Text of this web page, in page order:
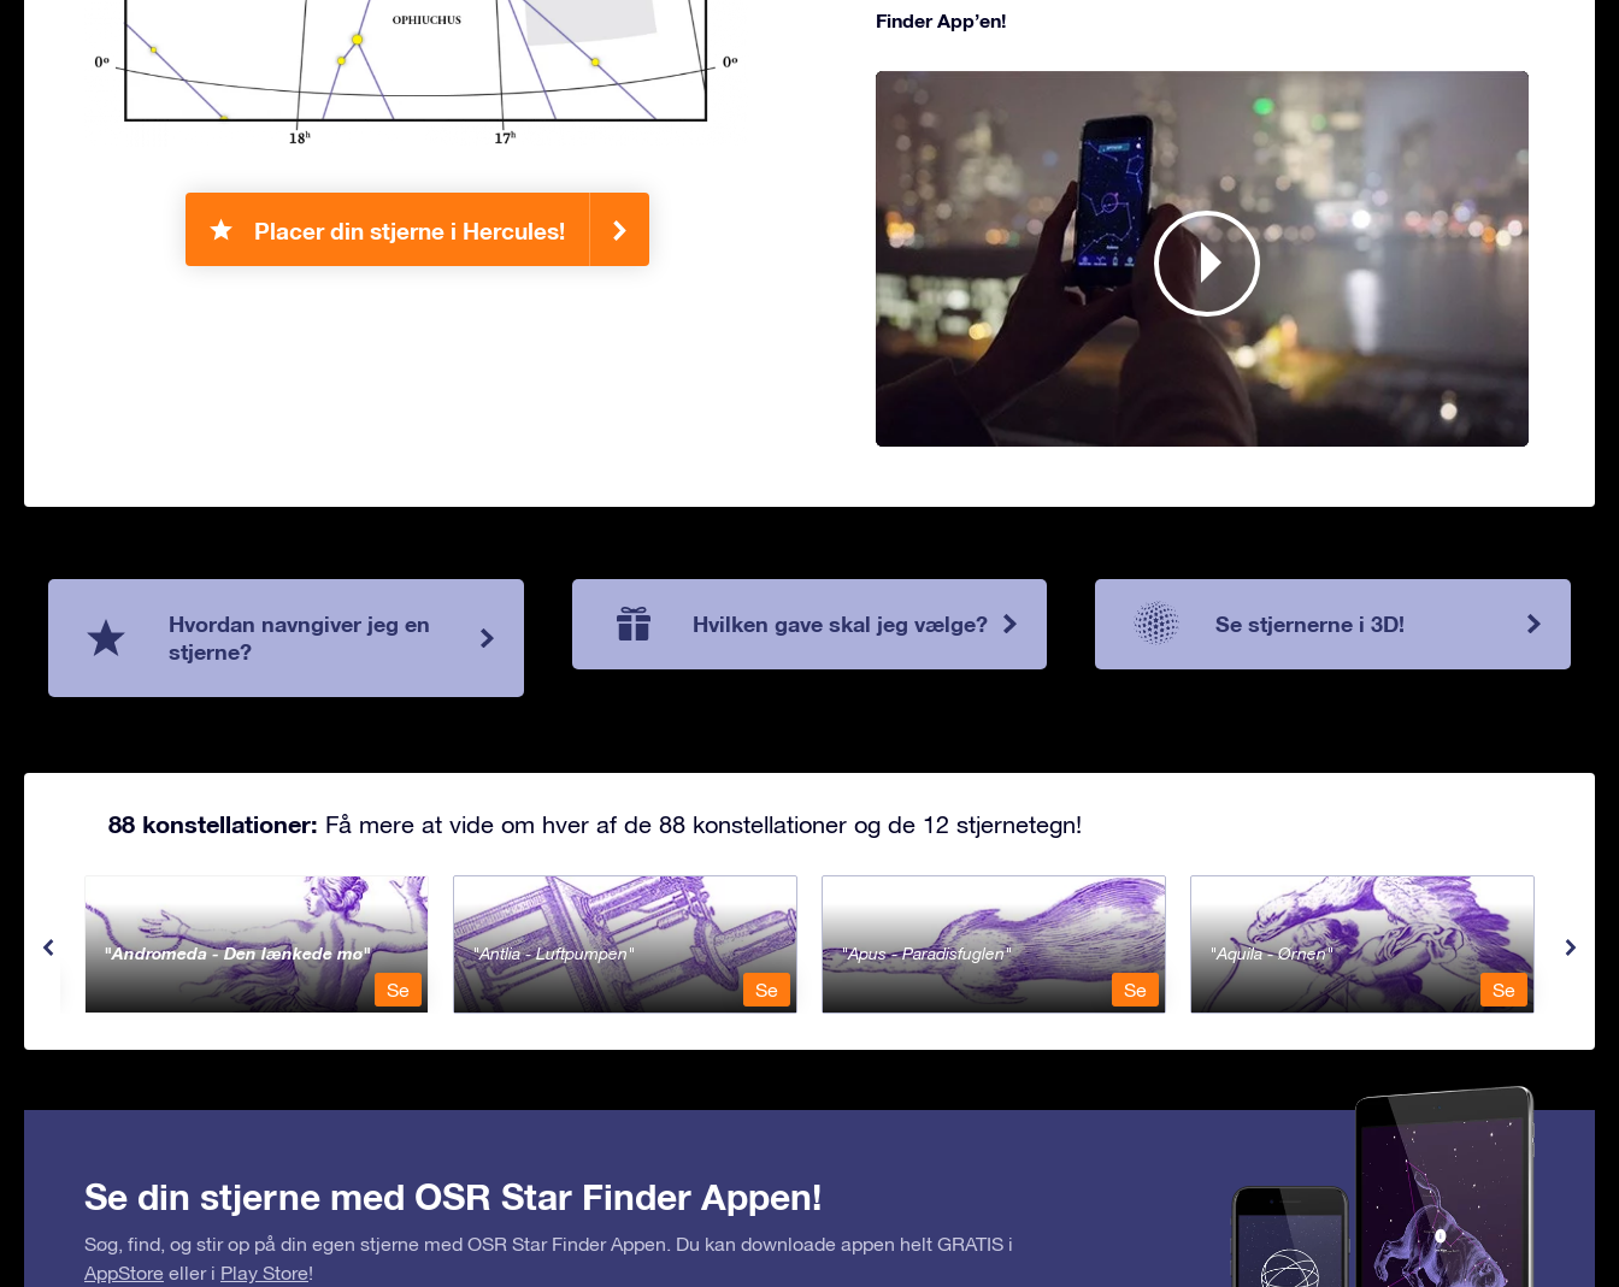
Placer din stjerne i Hercules!
Finder App’en!
Hvordan navngiver jeg en
stjerne?
Hvilken gave skal jeg vælge? Se stjernerne i 3D!
88 konstellationer: Få mere at vide om hver af de 88 konstellationer og de 12 stjernetegn!
Andromeda - Den lænkede mø
Se
Antlia - Luftpumpen
Se
Apus - Paradisfuglen
Se
Aquila - Ørnen
Se
Se din stjerne med OSR Star Finder Appen!
Søg, find, og stir op på din egen stjerne med OSR Star Finder Appen. Du kan downloade appen helt GRATIS i
AppStore eller i Play Store!